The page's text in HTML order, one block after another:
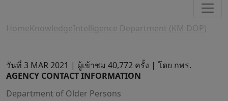
HomeKnowledgeIntelligence Department (KM DOP)
วันที่ 3 MAR 2021 | ผู้เข้าชม 40,772 ครั้ง | โดย กพร.
AGENCY CONTACT INFORMATION
Department of Older Persons